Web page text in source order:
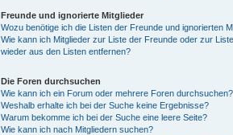
Freunde und ignorierte Mitglieder
Wozu benötige ich die Listen der Freunde und ignorierten
Wie kann ich Mitglieder zur Liste der Freunde oder zur
wieder aus den Listen entfernen?
Die Foren durchsuchen
Wie kann ich ein Forum oder mehrere Foren durchsuchen?
Weshalb erhalte ich bei der Suche keine Ergebnisse?
Warum bekomme ich bei der Suche eine leere Seite?
Wie kann ich nach Mitgliedern suchen?